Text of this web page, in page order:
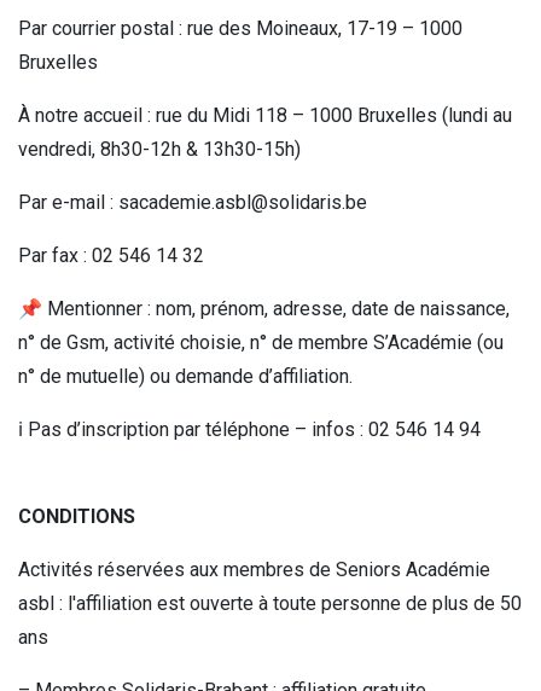
Par courrier postal : rue des Moineaux, 17-19 – 1000
Bruxelles
À notre accueil : rue du Midi 118 – 1000 Bruxelles (lundi au
vendredi, 8h30-12h & 13h30-15h)
Par e-mail : sacademie.asbl@solidaris.be
Par fax : 02 546 14 32
📌 Mentionner : nom, prénom, adresse, date de naissance,
n° de Gsm, activité choisie, n° de membre S’Académie (ou
n° de mutuelle) ou demande d’affiliation.
ℹ️ Pas d’inscription par téléphone – infos : 02 546 14 94
CONDITIONS
Activités réservées aux membres de Seniors Académie
asbl : l'affiliation est ouverte à toute personne de plus de 50
ans